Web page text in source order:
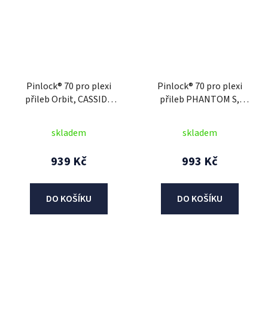
Pinlock® 70 pro plexi
přileb Orbit, CASSIDA
skladem
939 Kč
DO KOŠÍKU
Pinlock® 70 pro plexi
přileb PHANTOM S,
skladem
993 Kč
DO KOŠÍKU